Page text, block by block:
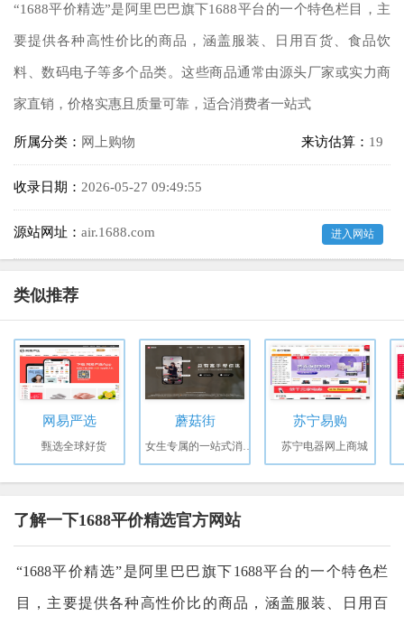
“1688平价精选”是阿里巴巴旗下1688平台的一个特色栏目，主
要提供各种高性价比的商品，涵盖服装、日用百货、食品饮
料、数码电子等多个品类。这些商品通常由源头厂家或实力商
家直销，价格实惠且质量可靠，适合消费者一站式
所属分类： 网上购物 来访估算： 19
收录日期： 2026-05-27 09:49:55
源站网址： air.1688.com 进入网站
类似推荐
网易严选
甄选全球好货
蘑菇街 苏宁易购
苏宁电器网上商城
了解一下1688平价精选官方网站
“1688平价精选”是阿里巴巴旗下1688平台的一个特色栏
目，主要提供各种高性价比的商品，涵盖服装、日用百